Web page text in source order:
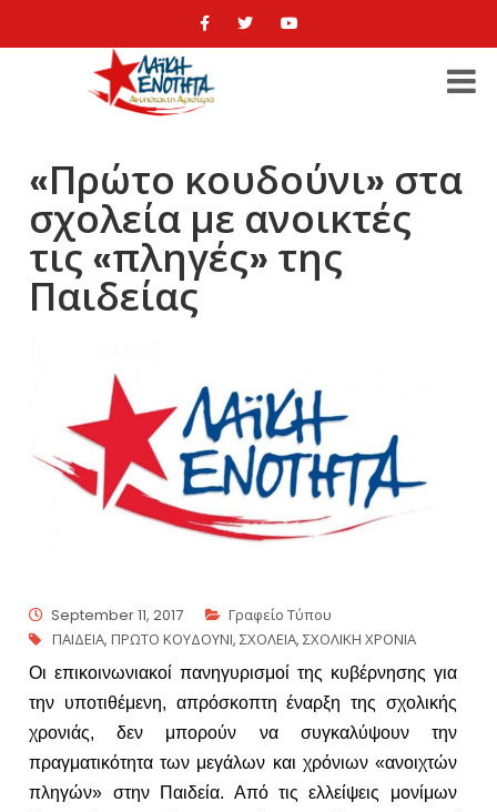
«Πρώτο κουδούνι» στα
σχολεία με ανοικτές
τις «πληγές» της
Παιδείας
September 11, 2017
Γραφείο Τύπου
ΠΑΙΔΕΙΑ,ΠΡΩΤΟ ΚΟΥΔΟΥΝΙ,ΣΧΟΛΕΙΑ,ΣΧΟΛΙΚΗ ΧΡΟΝΙΑ
Οι επικοινωνιακοί πανηγυρισμοί της κυβέρνησης για
την υποτιθέμενη, απρόσκοπτη έναρξη της σχολικής
χρονιάς, δεν μπορούν να συγκαλύψουν την
πραγματικότητα των μεγάλων και χρόνιων «ανοιχτών
πληγών» στην Παιδεία. Από τις ελλείψεις μονίμων